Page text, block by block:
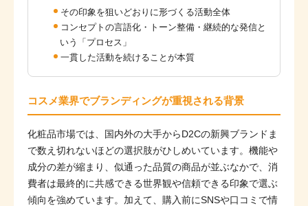
その印象を狙いどおりに形づくる活動全体
コンセプトの言語化・トーン整備・継続的な発信と
いう「プロセス」
一貫した活動を続けることが本質
コスメ業界でブランディングが重視される背景
化粧品市場では、国内外の大手からD2Cの新興ブランドま
で数え切れないほどの選択肢がひしめいています。機能や
成分の差が縮まり、似通った品質の商品が並ぶなかで、消
費者は最終的に共感できる世界観や信頼できる印象で選ぶ
傾向を強めています。加えて、購入前にSNSや口コミで情